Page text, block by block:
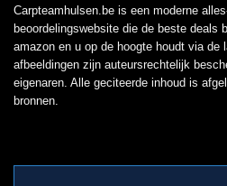
Carpteamhulsen.be is een moderne
beoordelingswebsite die de beste deals
amazon en u op de hoogte houdt via de
afbeeldingen zijn auteursrechtelijk
eigenaren. Alle geciteerde inhoud is
bronnen.